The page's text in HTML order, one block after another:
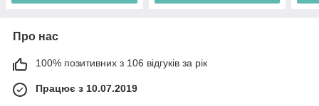
Про нас
100% позитивних з 106 відгуків за рік
Працює з 10.07.2019